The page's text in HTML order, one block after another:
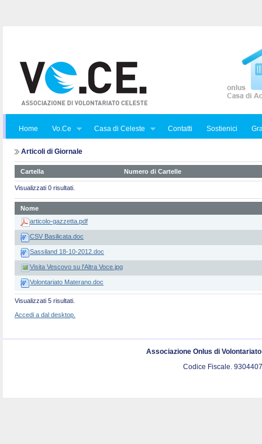
Home Vo.Ce Casa di Celeste Contatti Sostienici
Articoli di Giornale
Cartella Numero di Cartelle
Visualizzati 0 risultati.
Nome
articolo-gazzetta.pdf
CSV Basilicata.doc
Sassiland 18-10-2012.doc
Visita Vescovo su l'Altra Voce.jpg
Volontariato Materano.doc
Visualizzati 5 risultati.
Accedi a dal desktop.
Associazione Onlus di
Codice Fiscale.